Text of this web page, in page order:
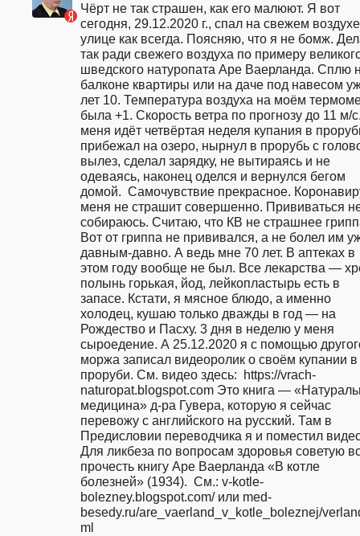
Чёрт не так страшен, как его малюют. Я вот
сегодня, 29.12.2020 г., спал на свежем
улице как всегда. Поясняю, что я не бомж.
так ради свежего воздуха по примеру
шведского натуропата Аре Ваерланда. Сплю
балконе квартиры или на даче под навесом
лет 10. Температура воздуха на моём
была +1. Скорость ветра по прогнозу до 11 м/
меня идёт четвёртая неделя купания в
прибежал на озеро, нырнул в прорубь с
вылез, сделал зарядку, не вытираясь и не
одеваясь, наконец оделся и вернулся бегом
домой.  Самочувствие прекрасное.
меня не страшит совершенно. Прививаться
собираюсь. Считаю, что КВ не страшнее
Вот от гриппа не прививался, а не болел им
давным-давно. А ведь мне 70 лет. В аптеках в
этом году вообще не был. Все лекарства —
полынь горькая, йод, лейкопластырь есть в
запасе. Кстати, я мясное блюдо, а именно
холодец, кушаю только дважды в год — на
Рождество и Пасху. 3 дня в неделю у меня
сыроедение. А 25.12.2020 я с помощью
моржа записал видеоролик о своём купании в
проруби. См. видео здесь:  https://vrach-
naturopat.blogspot.com Это книга —
медицина» д-ра Гувера, которую я сейчас
перевожу с английского на русский. Там в
Предисловии переводчика я и поместил
Для ликбеза по вопросам здоровья советую
прочесть книгу Аре Ваерланда «В котле
болезней» (1934).  См.: v-kotle-
bolezney.blogspot.com/ или med-
besedy.ru/are_vaerland_v_kotle_boleznej/
ml